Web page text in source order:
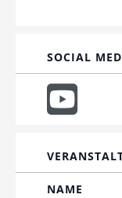
SOCIAL
NAME